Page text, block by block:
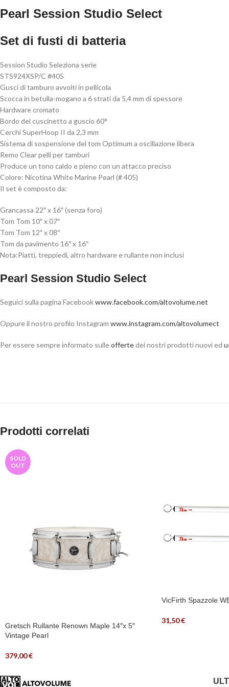
Pearl Session Studio Select
Set di fusti di batteria
Session Studio Seleziona serie
STS924XSP/C #405
Gusci di tamburo avvolti in pellicola
Scocca in betulla-mogano a 6 strati da 5,4 mm di spessore
Hardware cromato
Bordo del cuscinetto a guscio 60°
Cerchi SuperHoop II da 2,3 mm
Sistema di sospensione del tom Optimum a oscillazione libera
Remo Clear pelli per tamburi
Produce un tono caldo e pieno con un attacco preciso
Colore: Nicotina White Marine Pearl (# 405)
Il set è composto da:
Grancassa 22″ x 16″ (senza foro)
Tom Tom 10″ x 07″
Tom Tom 12″ x 08″
Tom da pavimento 16″ x 16″
Nota:Piatti, treppiedi, altro hardware e rullante non inclusi
Pearl Session Studio Select
Seguici sulla pagina Facebookwww.facebook.com/altovolume.net
Oppure il nostro profilo Instagram www.instagram.com/altovolumect
Per essere sempre informato sulleoffertedei nostri prodotti nuovi ed
Prodotti correlati
SOLD
OUT
Gretsch Rullante Renown Maple 14″x 5″
Vintage Pearl
379,00€
VicFirth Spazzole
31,50€